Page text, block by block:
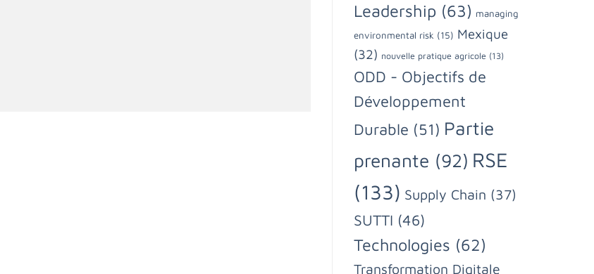
Leadership (63) managing
environmental risk (15) Mexique
(32) nouvelle pratique agricole (13)
ODD - Objectifs de
Développement
Durable (51) Partie
prenante (92) RSE
(133) Supply Chain (37)
SUTTI (46)
Technologies (62)
Transformation Digitale